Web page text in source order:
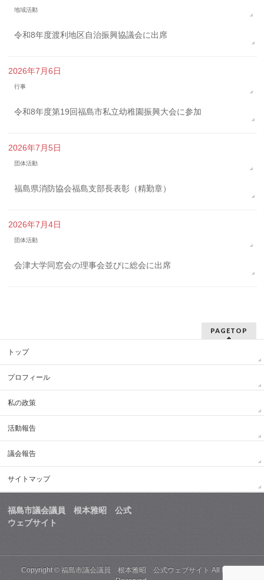
地域活動
令和8年度渡利地区自治振興協議会に出席
2026年7月6日
行事
令和8年度第19回福島市私立幼稚園振興大会に参加
2026年7月5日
団体活動
福島県消防協会福島支部長表彰（精勤章）
2026年7月4日
団体活動
会津大学同窓会の理事会並びに総会に出席
PAGETOP
トップ
プロフィール
私の政策
活動報告
議会報告
サイトマップ
福島市議会議員 根本雅昭 公式
ウェブサイト
Copyright ©福島市議会議員 根本雅昭 公式ウェブサイト All Rights